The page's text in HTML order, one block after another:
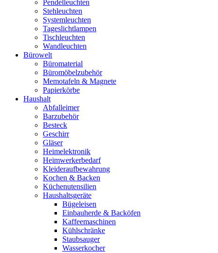
Pendelleuchten
Stehleuchten
Systemleuchten
Tageslichtlampen
Tischleuchten
Wandleuchten
Bürowelt
Büromaterial
Büromöbelzubehör
Memotafeln & Magnete
Papierkörbe
Haushalt
Abfalleimer
Barzubehör
Besteck
Geschirr
Gläser
Heimelektronik
Heimwerkerbedarf
Kleideraufbewahrung
Kochen & Backen
Küchenutensilien
Haushaltsgeräte
Bügeleisen
Einbauherde & Backöfen
Kaffeemaschinen
Kühlschränke
Staubsauger
Wasserkocher